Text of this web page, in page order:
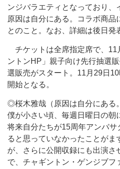
ンジバラエティとなっており
原因は自分にある。コラボ商品
とのこと。なお、詳細は後日発
チケットは全席指定席で、11
ントンHP」親子向け先行抽選
選販売がスタート。11月29日10
開始となる。
◎桜木雅哉（原因は自分にある
僕が小さい頃、毎週日曜日の朝
将来自分たちが15周年アンバ
ると思っていなかったことがま
が、さらに公開収録にも出演さ
で、チャギントン・ゲンジブフ